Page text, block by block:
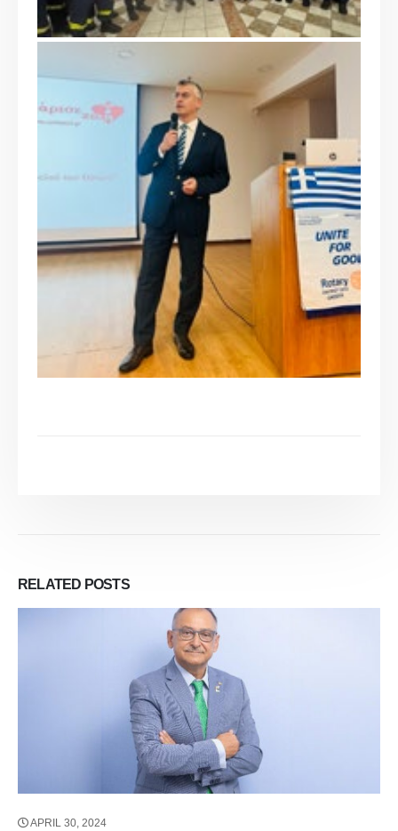
RELATED POSTS
FEBRUARY 21, 2025